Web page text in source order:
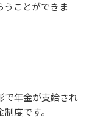
うことができま
で年金が支給され
度です。